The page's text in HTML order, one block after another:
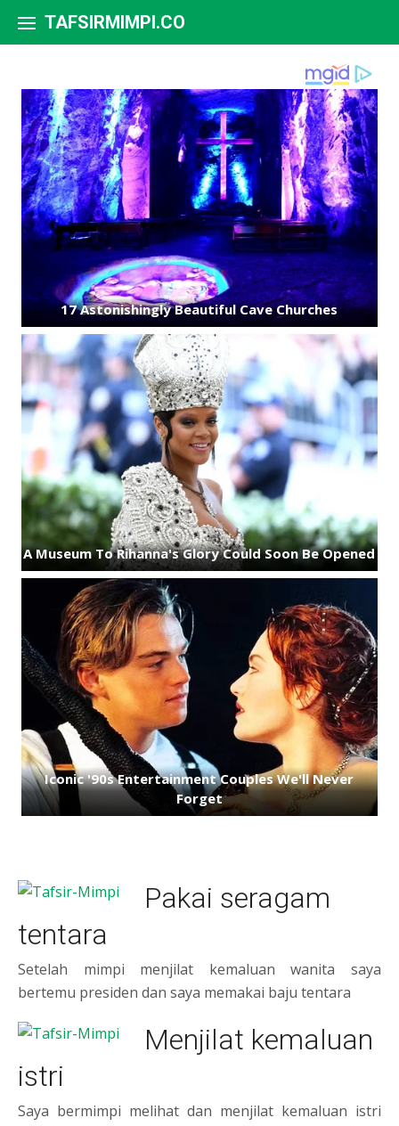
TAFSIRMIMPI.CO
Pakai seragam
tentara
Setelah mimpi menjilat kemaluan wanita saya
bertemu presiden dan saya memakai baju tentara
Menjilat kemaluan
istri
Saya bermimpi melihat dan menjilat kemaluan istri